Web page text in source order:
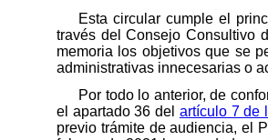
Esta circular cumple el
través del Consejo Consultivo
memoria los objetivos que se
administrativas innecesarias o
Por todo lo anterior, de
el apartado 36 del artículo 7 de
previo trámite de audiencia, el